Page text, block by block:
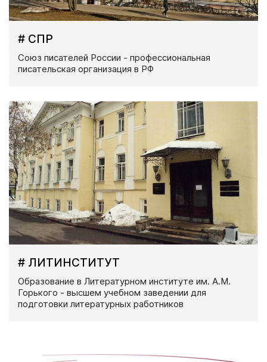
# СПР
Союз писателей России - профессиональная
писательская организация в РФ
# ЛИТИНСТИТУТ
Образование в Литературном институте им. А.М.
Горького - высшем учебном заведении для
подготовки литературных работников